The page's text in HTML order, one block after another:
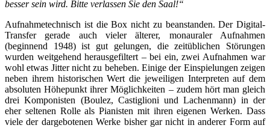
besser sein wird. Bitte verlassen Sie den Saal!“
Aufnahmetechnisch ist die Box nicht zu beanstanden. Der Digital-
Transfer gerade auch vieler älterer, monauraler Aufnahmen
(beginnend 1948) ist gut gelungen, die zeitüblichen Störungen
wurden weitgehend herausgefiltert – bei ein, zwei Aufnahmen war
wohl etwas Jitter nicht zu beheben. Einige der Einspielungen zeigen
neben ihrem historischen Wert die jeweiligen Interpreten auf dem
absoluten Höhepunkt ihrer Möglichkeiten – zudem hört man gleich
drei Komponisten (Boulez, Castiglioni und Lachenmann) in der
eher seltenen Rolle als Pianisten mit ihren eigenen Werken. Dass
viele der dargebotenen Werke bisher gar nicht in anderer Form auf